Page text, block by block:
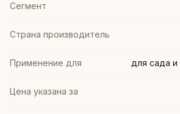
Сегмент
Страна производитель
Применение для для сада и
Цена указана за